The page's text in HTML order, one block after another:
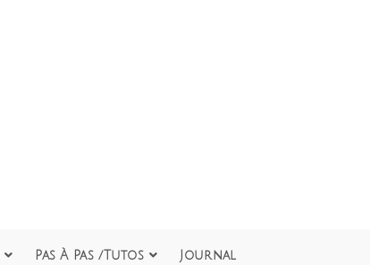
Pas À Pas /Tutos Journal